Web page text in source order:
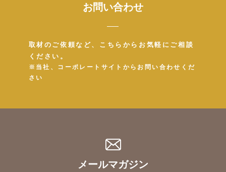
お問い合わせ
取材のご依頼など、こちらからお気軽にご相談
ください。
※当社、コーポレートサイトからお問い合わせくだ
さい
メールマガジン